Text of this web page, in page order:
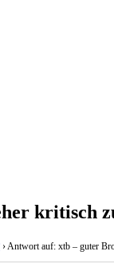
kritisch
›Antwort auf: xtb – guter